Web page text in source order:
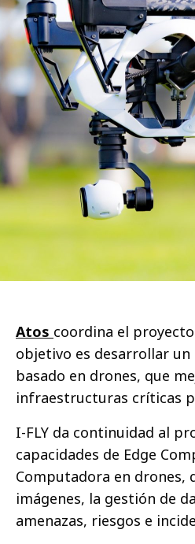
Atos coordina el proyecto
objetivo es desarrollar
basado en drones, que
infraestructuras críticas
I-FLY da continuidad al
capacidades de Edge
Computadora en
imágenes, la gestión de
amenazas, riesgos e